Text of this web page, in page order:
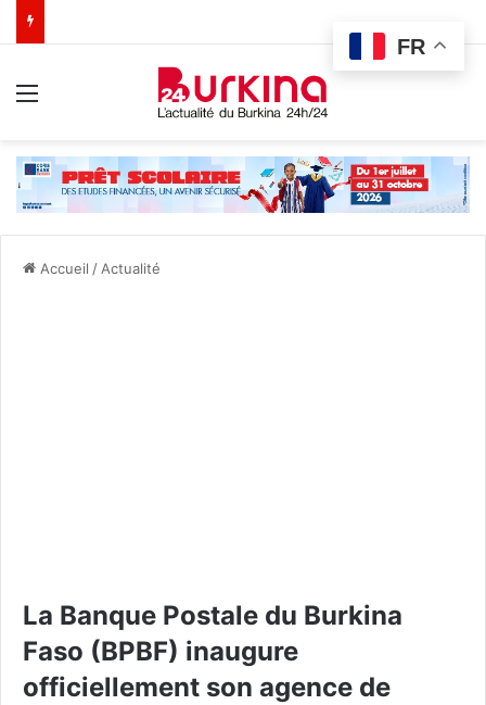
Accueil / Actualité
La Banque Postale du Burkina
Faso (BPBF) inaugure
officiellement son agence de
FR